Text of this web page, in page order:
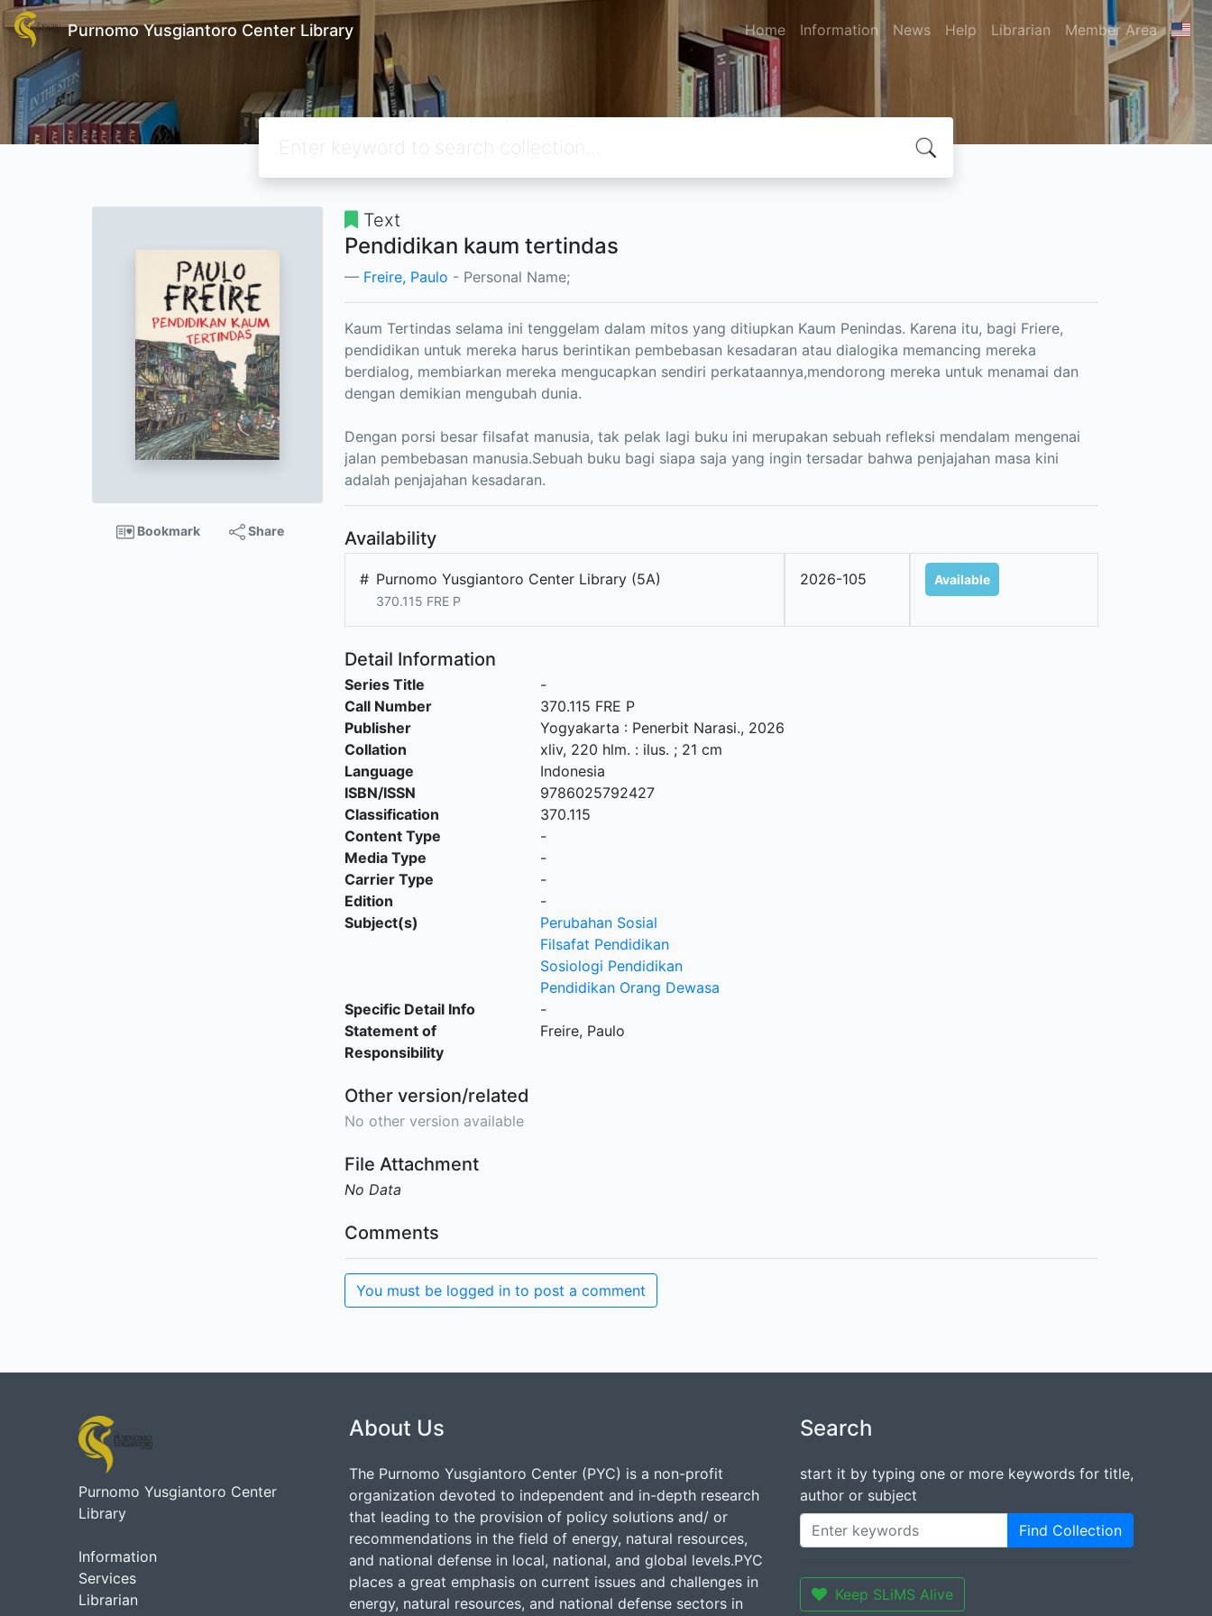
Purnomo Yusgiantoro Center Library Home Information News Help Librarian Member Area
Bookmark Share
Text
Pendidikan kaum tertindas
Freire, Paulo - Personal Name;
Kaum Tertindas selama ini tenggelam dalam mitos yang ditiupkan Kaum Penindas. Karena itu, bagi Friere,
pendidikan untuk mereka harus berintikan pembebasan kesadaran atau dialogika memancing mereka
berdialog, membiarkan mereka mengucapkan sendiri perkataannya,mendorong mereka untuk menamai dan
dengan demikian mengubah dunia.
Dengan porsi besar filsafat manusia, tak pelak lagi buku ini merupakan sebuah refleksi mendalam mengenai
jalan pembebasan manusia.Sebuah buku bagi siapa saja yang ingin tersadar bahwa penjajahan masa kini
adalah penjajahan kesadaran.
Availability
# Purnomo Yusgiantoro Center Library (5A)
370.115 FRE P
2026-105 Available
Detail Information
Series Title
-
Call Number
370.115 FRE P
Publisher
Yogyakarta : Penerbit Narasi., 2026
Collation
xliv, 220 hlm. : ilus. ; 21 cm
Language
Indonesia
ISBN/ISSN
9786025792427
Classification
370.115
Content Type
-
Media Type
-
Carrier Type
-
Edition
-
Subject(s)
Perubahan Sosial
Filsafat Pendidikan
Sosiologi Pendidikan
Pendidikan Orang Dewasa
Specific Detail Info
-
Statement of
Responsibility
Freire, Paulo
Other version/related
No other version available
File Attachment
No Data
Comments
You must be logged in to post a comment
Purnomo Yusgiantoro Center
Library
Information
Services
Librarian
About Us
The Purnomo Yusgiantoro Center (PYC) is a non-profit
organization devoted to independent and in-depth research
that leading to the provision of policy solutions and/ or
recommendations in the field of energy, natural resources,
and national defense in local, national, and global levels.PYC
places a great emphasis on current issues and challenges in
energy, natural resources, and national defense sectors in
Search
start it by typing one or more keywords for title,
author or subject
Find Collection
Keep SLiMS Alive